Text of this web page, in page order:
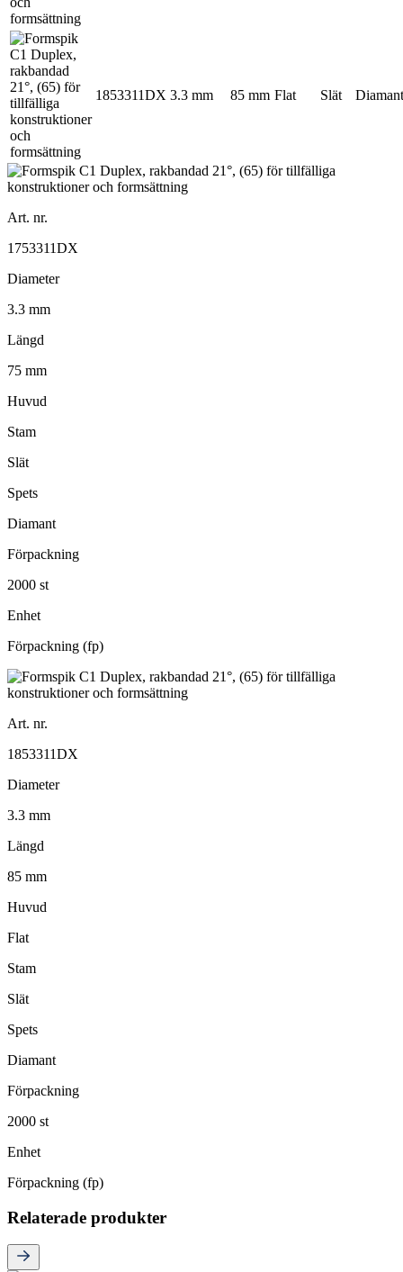
1853311DX 3.3 mm 85 mm Flat Slät Diamant
Art. nr.
1753311DX
Diameter
3.3 mm
Längd
75 mm
Huvud
Stam
Slät
Spets
Diamant
Förpackning
2000 st
Enhet
Förpackning (fp)
Art. nr.
1853311DX
Diameter
3.3 mm
Längd
85 mm
Huvud
Flat
Stam
Slät
Spets
Diamant
Förpackning
2000 st
Enhet
Förpackning (fp)
Relaterade produkter